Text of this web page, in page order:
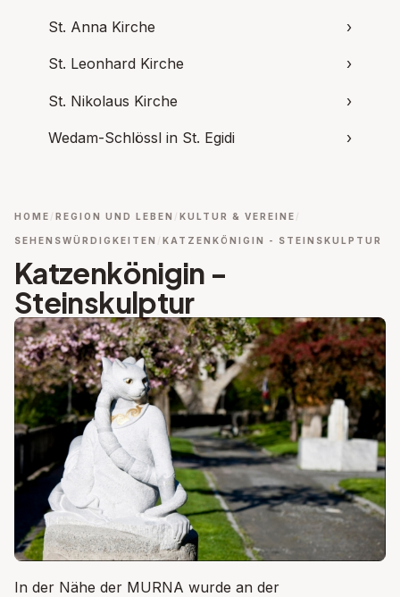
St. Anna Kirche ›
St. Leonhard Kirche ›
St. Nikolaus Kirche ›
Wedam-Schlössl in St. Egidi ›
HOME REGION UND LEBEN KULTUR & VEREINE
SEHENSWÜRDIGKEITEN KATZENKÖNIGIN - STEINSKULPTUR
Katzenkönigin -
Steinskulptur
In der Nähe der MURNA wurde an der